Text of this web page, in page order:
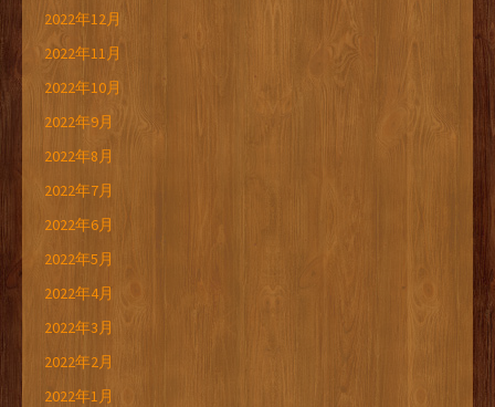
2022年12月
2022年11月
2022年10月
2022年9月
2022年8月
2022年7月
2022年6月
2022年5月
2022年4月
2022年3月
2022年2月
2022年1月